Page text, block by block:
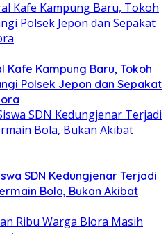
Kafe Kampung Baru, Tokoh
Polsek Jepon dan Sepakat
SDN Kedungjenar Terjadi
Bola, Bukan Akibat